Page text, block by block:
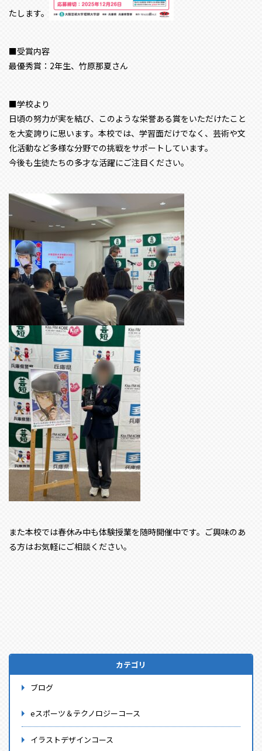
たします。
■受賞内容
最優秀賞：2年生、竹原那夏さん
■学校より
日頃の努力が実を結び、このような栄誉ある賞をいただけたこと
を大変誇りに思います。本校では、学習面だけでなく、芸術や文
化活動など多様な分野での挑戦をサポートしています。
今後も生徒たちの多才な活躍にご注目ください。
また本校では春休み中も体験授業を随時開催中です。ご興味のあ
る方はお気軽にご相談ください。
カテゴリ
ブログ
eスポーツ＆テクノロジーコース
イラストデザインコース